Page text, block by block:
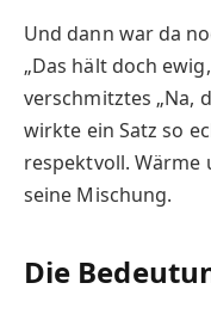
Und dann war da
„Das hält doch
verschmitztes „Na,
wirkte ein Satz so
respektvoll. Wärme
seine Mischung.
Die